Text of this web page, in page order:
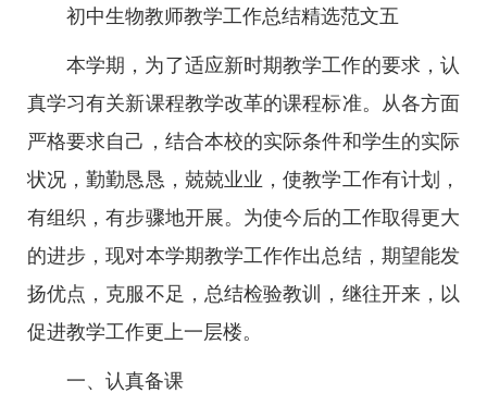
初中生物教师教学工作总结精选范文五
本学期，为了适应新时期教学工作的要求，认
真学习有关新课程教学改革的课程标准。从各方面
严格要求自己，结合本校的实际条件和学生的实际
状况，勤勤恳恳，兢兢业业，使教学工作有计划，
有组织，有步骤地开展。为使今后的工作取得更大
的进步，现对本学期教学工作作出总结，期望能发
扬优点，克服不足，总结检验教训，继往开来，以
促进教学工作更上一层楼。
一、认真备课